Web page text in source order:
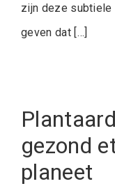
zijn deze subtiele
geven dat […]
gezond
planeet